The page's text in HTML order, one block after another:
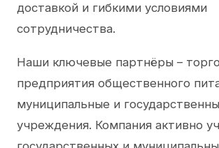
доставкой и гибкими условиями
сотрудничества.
Наши ключевые партнёры –
предприятия общественного
муниципальные и
учреждения. Компания активно